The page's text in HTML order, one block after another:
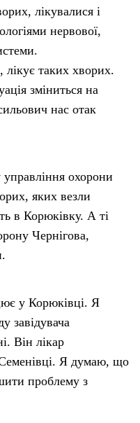
лікувалися і
нервової,
таких хворих.
зміниться на
нас отак
охорони
яких везли
в Корюківку. А ті
Чернігова,
у Корюківці. Я
завідувача
Він лікар
Я думаю, що
проблему з